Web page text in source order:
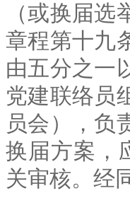
（或换届选
章程第十九
由五分之一
党建联络员
员会），负
换届方案，
关审核。 经